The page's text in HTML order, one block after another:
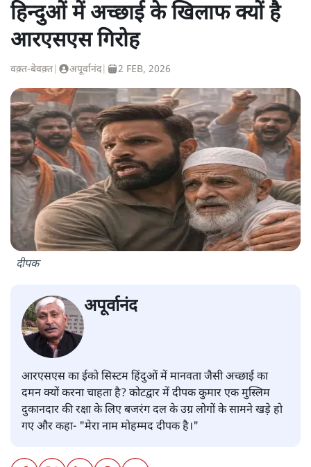
हिन्दुओं में अच्छाई के खिलाफ क्यों है
आरएसएस गिरोह
वक़्त-बेवक़्त अपूर्वानंद| 2 FEB, 2026
दीपक
अपूर्वानंद
आरएसएस का ईको सिस्टम हिंदुओं में मानवता जैसी अच्छाई का
दमन क्यों करना चाहता है? कोटद्वार में दीपक कुमार एक मुस्लिम
दुकानदार की रक्षा के लिए बजरंग दल के उग्र लोगों के सामने खड़े हो
गए और कहा- "मेरा नाम मोहम्मद दीपक है।"